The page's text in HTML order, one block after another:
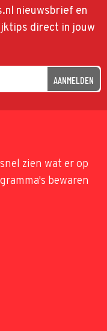
nieuwsbrief en
direct in jouw
AANMELDEN
zien wat er op
bewaren